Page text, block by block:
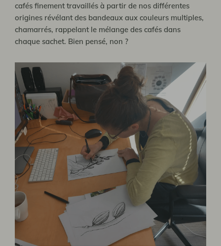
cafés finement travaillés à partir de nos différentes
origines révélant des bandeaux aux couleurs multiples,
chamarrés, rappelant le mélange des cafés dans
chaque sachet. Bien pensé, non ?